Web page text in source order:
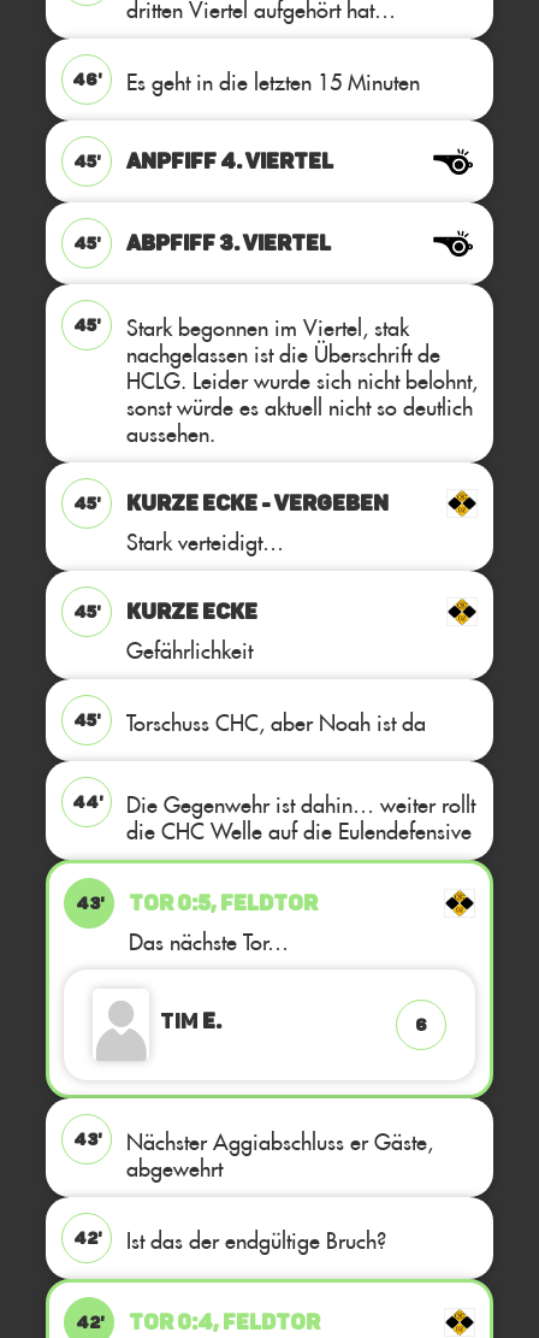
dritten Viertel aufgehört hat…
46' Es geht in die letzten 15 Minuten
45' ANPFIFF 4. Viertel
45' ABPFIFF 3. Viertel
45'
Stark begonnen im Viertel, stak
nachgelassen ist die Überschrift de
HCLG. Leider wurde sich nicht belohnt,
sonst würde es aktuell nicht so deutlich
aussehen.
45' KURZE ECKE - VERGEBEN
Stark verteidigt…
45' KURZE ECKE
Gefährlichkeit
45' Torschuss CHC, aber Noah ist da
44'
Die Gegenwehr ist dahin… weiter rollt
die CHC Welle auf die Eulendefensive
43' TOR 0:5, FELDTOR
Das nächste Tor…
Tim E. 6
43'
Nächster Aggiabschluss er Gäste,
abgewehrt
42' Ist das der endgültige Bruch?
42' TOR 0:4, FELDTOR